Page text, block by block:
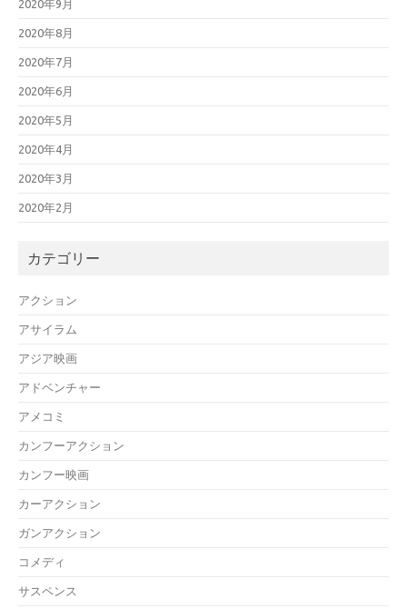
2020年9月
2020年8月
2020年7月
2020年6月
2020年5月
2020年4月
2020年3月
2020年2月
カテゴリー
アクション
アサイラム
アジア映画
アドベンチャー
アメコミ
カンフーアクション
カンフー映画
カーアクション
ガンアクション
コメディ
サスペンス